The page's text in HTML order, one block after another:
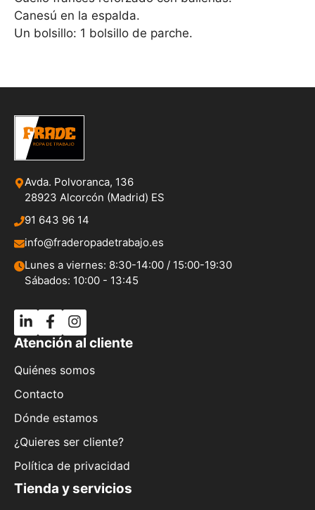
Canesú en la espalda.
Un bolsillo: 1 bolsillo de parche.
Avda. Polvoranca, 136
28923 Alcorcón (Madrid) ES
91 643 96 14
info@fraderopadetrabajo.es
Lunes a viernes: 8:30-14:00 / 15:00-19:30
Sábados: 10:00 - 13:45
Atención al cliente
Quiénes somos
Contacto
Dónde estamos
¿Quieres ser cliente?
Política de privacidad
Tienda y servicios